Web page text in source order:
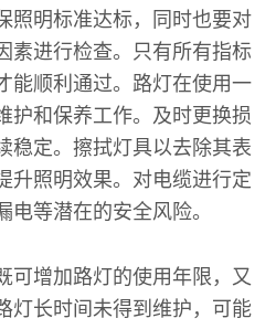
照明标准达标，同时也要对
素进行检查。只有所有指标
能顺利通过。路灯在使用一
护和保养工作。及时更换损
稳定。擦拭灯具以去除其表
升照明效果。对电缆进行定
等潜在的安全风险。
可增加路灯的使用年限，又
灯长时间未得到维护，可能